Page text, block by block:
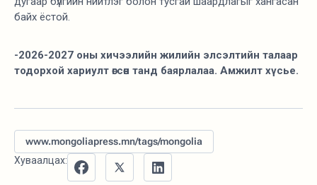
байх ёстой.
-2026-2027 оны хичээлийн жилийн элсэлтийн талаар
тодорхой хариулт өгсөн танд баярлалаа. Амжилт хүсье.
www.mongoliapress.mn/tags/mongolia
Хуваалцах: